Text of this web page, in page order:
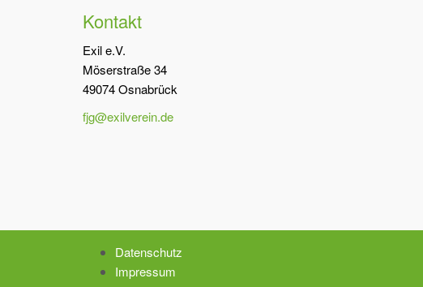
Kontakt
Exil e.V.
Möserstraße 34
49074 Osnabrück
fjg@exilverein.de
Datenschutz
Impressum